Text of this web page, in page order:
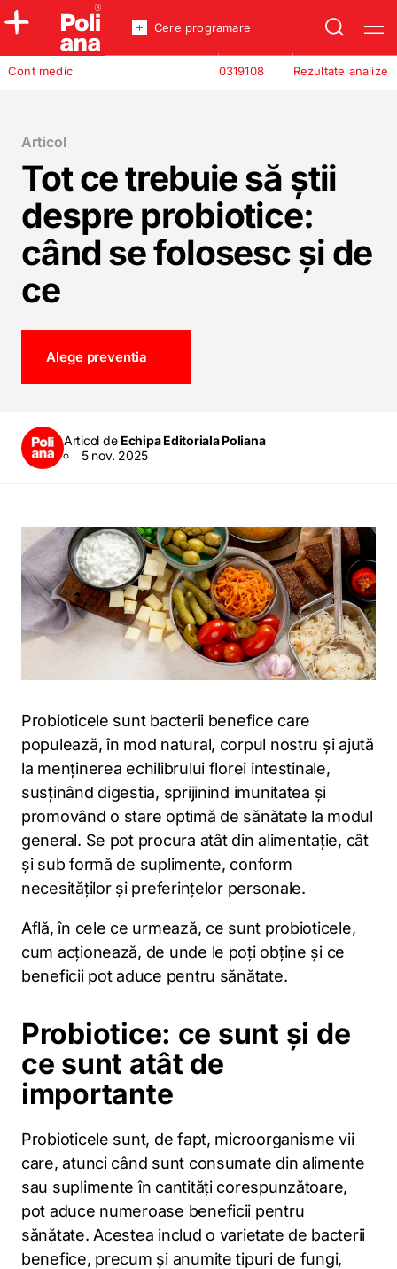
Policlinica
Cont medic Rezultate analize
0319108
Cere programare
Articol
Tot ce trebuie să știi
despre probiotice:
când se folosesc și de
ce
Alege preventia
Articol de Echipa Editoriala Poliana
5 nov. 2025
Probioticele sunt bacterii benefice care
populează, în mod natural, corpul nostru și ajută
la menținerea echilibrului florei intestinale,
susținând digestia, sprijinind imunitatea și
promovând o stare optimă de sănătate la modul
general. Se pot procura atât din alimentație, cât
și sub formă de suplimente, conform
necesităților și preferințelor personale.
Află, în cele ce urmează, ce sunt probioticele,
cum acționează, de unde le poți obține și ce
beneficii pot aduce pentru sănătate.
Probiotice: ce sunt și de
ce sunt atât de
importante
Probioticele sunt, de fapt, microorganisme vii
care, atunci când sunt consumate din alimente
sau suplimente în cantități corespunzătoare,
pot aduce numeroase beneficii pentru
sănătate. Acestea includ o varietate de bacterii
benefice, precum și anumite tipuri de fungi,